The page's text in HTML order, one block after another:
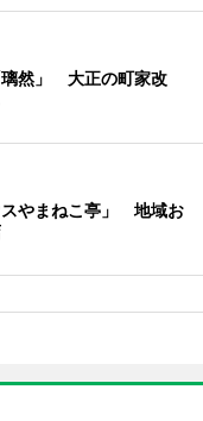
璃然」 大正の町家改
スやまねこ亭」 地域お